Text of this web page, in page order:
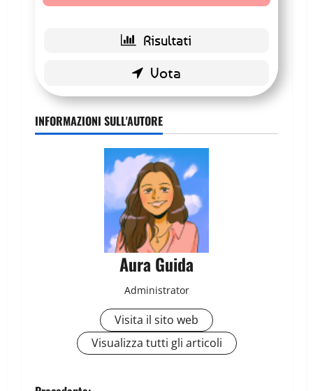
INFORMAZIONI SULL'AUTORE
Aura Guida
Administrator
Visita il sito web
Visualizza tutti gli articoli